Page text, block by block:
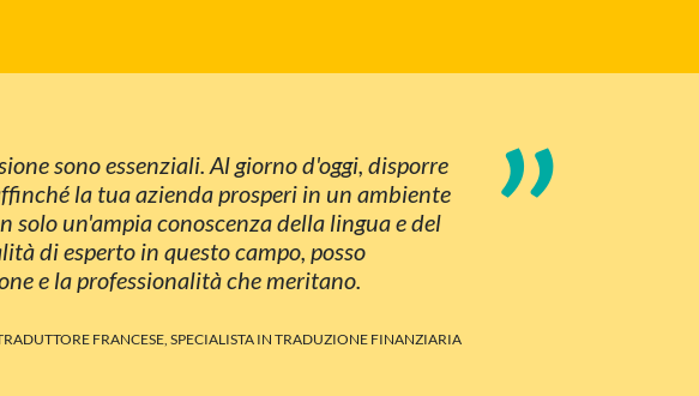
sono essenziali. Al giorno d'oggi, disporre
la tua azienda prosperi in un ambiente
un'ampia conoscenza della lingua e del
di esperto in questo campo, posso
e la professionalità che meritano.
”
FRANCESE, SPECIALISTA IN TRADUZIONE FINANZIARIA